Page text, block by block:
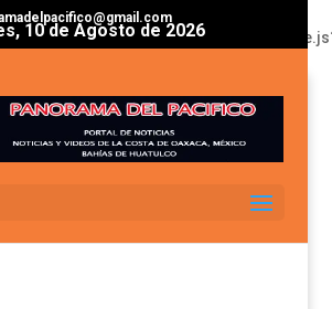
pagead/js/
10 de Agosto de 2026